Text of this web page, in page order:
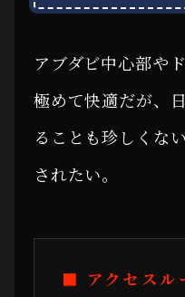
アブダビ中心部や
極めて快適だが、
ることも珍しくな
されたい。
■ アクセスル